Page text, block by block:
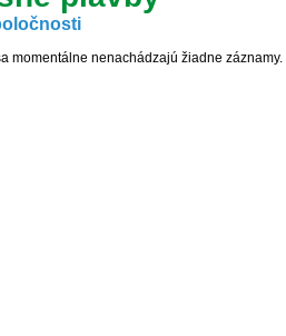
momentálne nenachádzajú žiadne záznamy.